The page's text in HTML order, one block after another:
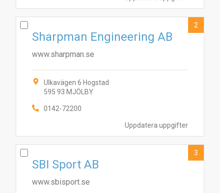
Uppdatera uppgifter
Sharpman Engineering AB
www.sharpman.se
Ulkavägen 6 Hogstad
595 93 MJÖLBY
0142-72200
2
SBI Sport AB
www.sbisport.se
3